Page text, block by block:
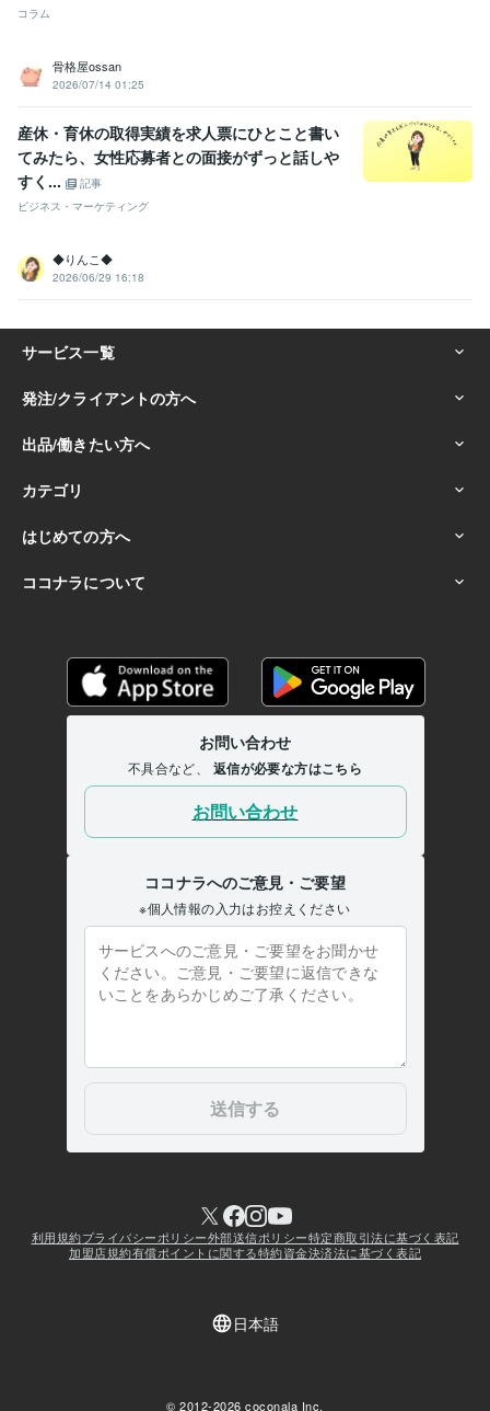
コラム
骨格屋ossan
2026/07/14 01:25
産休・育休の取得実績を求人票にひとこと書い
てみたら、女性応募者との面接がずっと話しや
すく...
記事
ビジネス・マーケティング
◆りんこ◆
2026/06/29 16:18